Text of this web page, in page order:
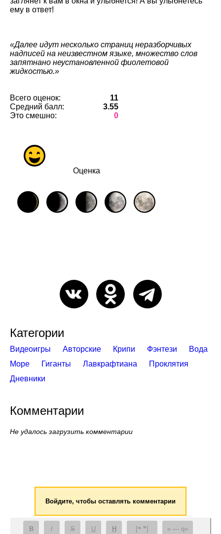
ему в ответ!
«Далее идут несколько страниц неразборчивых
надписей на неизвестном языке, множество слов
запятнано неустановленной фиолетовой
жидкостью.»
Всего оценок:
11
Средний балл:
3.55
Это смешно:
0
Оценка
Категории
Видеоигры Авторские Крипи Фэнтези
Вода
Море
Гиганты Лавкрафтиана
Проклятия
Дневники
Комментарии
Не удалось загрузить комментарии
Войдите, чтобы оставлять комментарии
B I S U H [❝ ❞] — q